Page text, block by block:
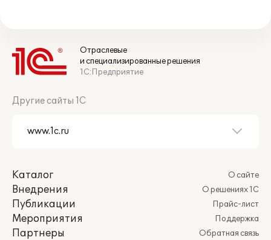
Отраслевые
и специализированные решения
1С:Предприятие
Другие сайты 1С
Каталог
Внедрения
Публикации
Мероприятия
Партнеры
О сайте
О решениях 1С
Прайс-лист
Поддержка
Обратная связь